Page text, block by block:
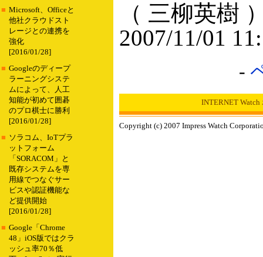
■ Microsoft、Officeと
他社クラウドスト
レージとの連携を
強化
[2016/01/28]
■ Googleのディープ
ラーニングシステ
ムによって、人工
知能が初めて囲碁
のプロ棋士に勝利
[2016/01/28]
■ ソラコム、IoTプラ
ットフォーム
「SORACOM」と
既存システムを専
用線でつなぐサー
ビスや認証機能な
ど提供開始
[2016/01/28]
■ Google「Chrome
48」iOS版ではクラ
ッシュ率70％低
（ 三柳英樹
2007/11/01
-
INTERNET
Copyright (c) 2007 Impress Watch